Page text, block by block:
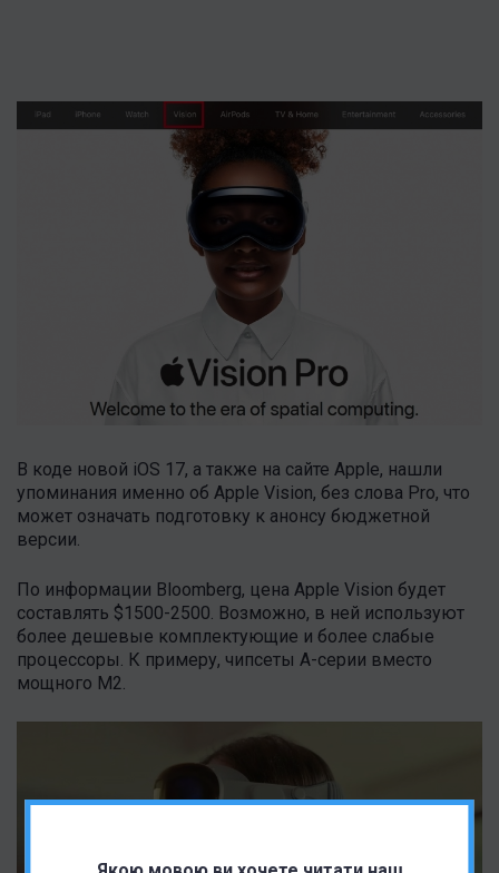
В коде новой iOS 17, а также на сайте Apple, нашли
упоминания именно об Apple Vision, без слова Pro, что
может означать подготовку к анонсу бюджетной
версии.
По информации Bloomberg, цена Apple Vision будет
составлять $1500-2500. Возможно, в ней используют
более дешевые комплектующие и более слабые
процессоры. К примеру, чипсеты А-серии вместо
мощного M2.